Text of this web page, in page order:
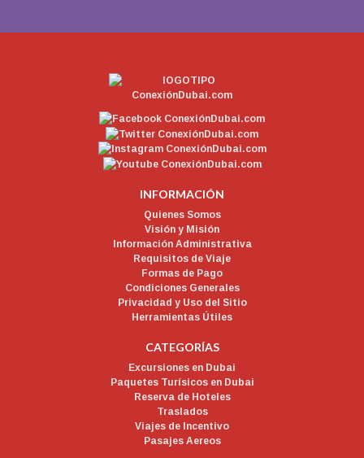
INFORMACIÓN
Quienes Somos
Visión y Misión
Información Administrativa
Requisitos de Viaje
Formas de Pago
Condiciones Generales
Privacidad y Uso del Sitio
Herramientas Útiles
CATEGORÍAS
Excursiones en Dubai
Paquetes Turísicos en Dubai
Reserva de Hoteles
Traslados
Viajes de Incentivo
Pasajes Aereos